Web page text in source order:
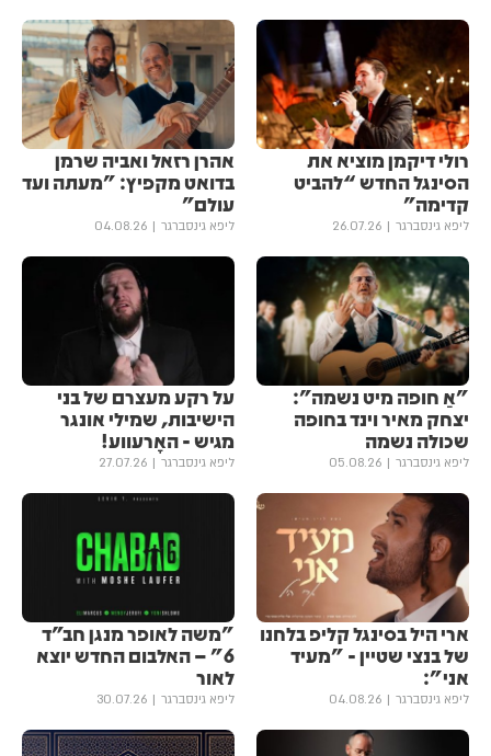
רולי דיקמן מוציא את
הסינגל החדש “להביט
קדימה”
ליפא גינסברגר 26.07.26
אהרן רזאל ואביה שרמן
בדואט מקפיץ: "מעתה ועד
עולם"
ליפא גינסברגר 04.08.26
"אַ חופה מיט נשמה":
יצחק מאיר וינד בחופה
שכולה נשמה
ליפא גינסברגר 05.08.26
על רקע מעצרם של בני
הישיבות, שמילי אונגר
מגיש - האָרעווע!
ליפא גינסברגר 27.07.26
ארי היל בסינגל קליפ בלחנו
של בנצי שטיין - "מעיד
אני":
ליפא גינסברגר 04.08.26
"משה לאופר מנגן חב״ד
6" – האלבום החדש יוצא
לאור
ליפא גינסברגר 30.07.26